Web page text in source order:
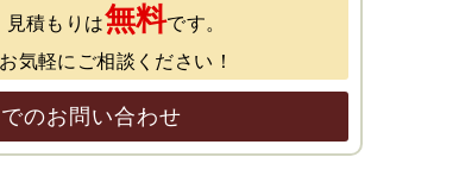
見積もりは無料です。
お気軽にご相談ください！
のお問い合わせ